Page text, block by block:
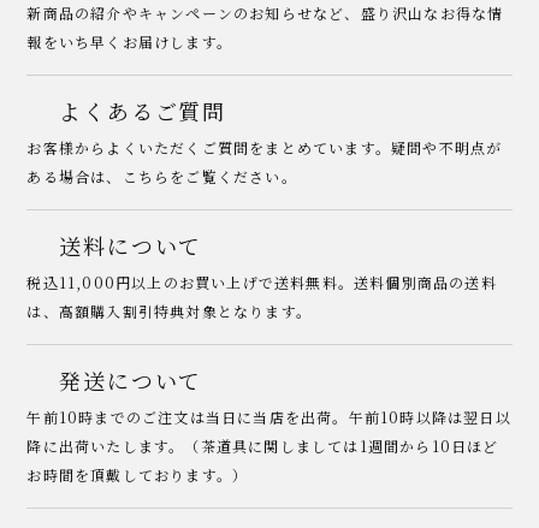
新商品の紹介やキャンペーンのお知らせなど、盛り沢山なお得な情
報をいち早くお届けします。
よくあるご質問
お客様からよくいただくご質問をまとめています。疑問や不明点が
ある場合は、こちらをご覧ください。
送料について
税込11,000円以上のお買い上げで送料無料。送料個別商品の送料
は、高額購入割引特典対象となります。
発送について
午前10時までのご注文は当日に当店を出荷。午前10時以降は翌日以
降に出荷いたします。（茶道具に関しましては1週間から10日ほど
お時間を頂戴しております。）